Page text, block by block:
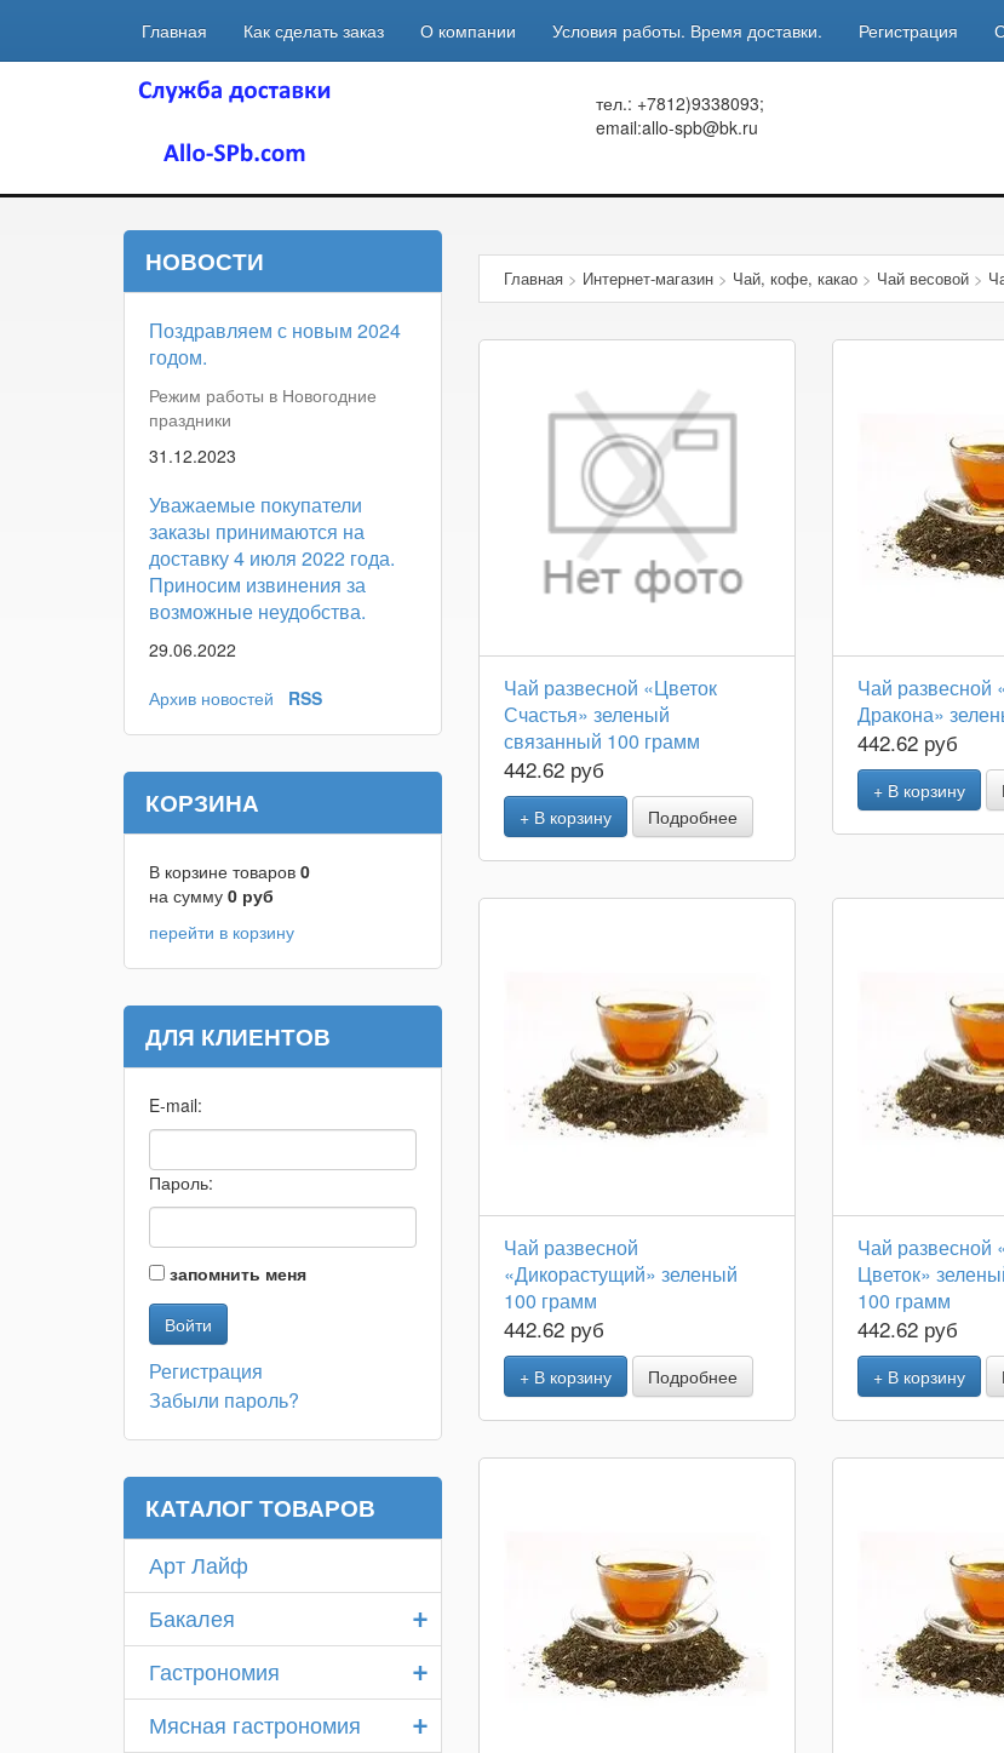
Главная Как сделать заказ О компании Условия работы. Время доставки. Регистрация
тел.: +7812)9338093;
email:allo-spb@bk.ru
Главная> Интернет-магазин> Чай, кофе, какао> Чай весовой>
Чай развесной «Цветок
Счастья» зеленый
связанный 100 грамм
442.62 руб
+ В корзину Подробнее
Чай развесной
Дракона»
442.62 руб
+ В корзину
Чай развесной
«Дикорастущий» зеленый
100 грамм
442.62 руб
+ В корзину Подробнее
Чай развесной
Цветок»
100 грамм
442.62 руб
+ В корзину
НОВОСТИ
Поздравляем с новым 2024
годом.
Режим работы в Новогодние
праздники
31.12.2023
Уважаемые покупатели
заказы принимаются на
доставку 4 июля 2022 года.
Приносим извинения за
возможные неудобства.
29.06.2022
Архив новостей
RSS
КОРЗИНА
В корзине товаров 0
на сумму 0 руб
перейти в корзину
ДЛЯ КЛИЕНТОВ
E-mail:
Пароль:
запомнить меня
Регистрация
Забыли пароль?
КАТАЛОГ ТОВАРОВ
Арт Лайф
+
Бакалея
+
Гастрономия
+
Мясная гастрономия